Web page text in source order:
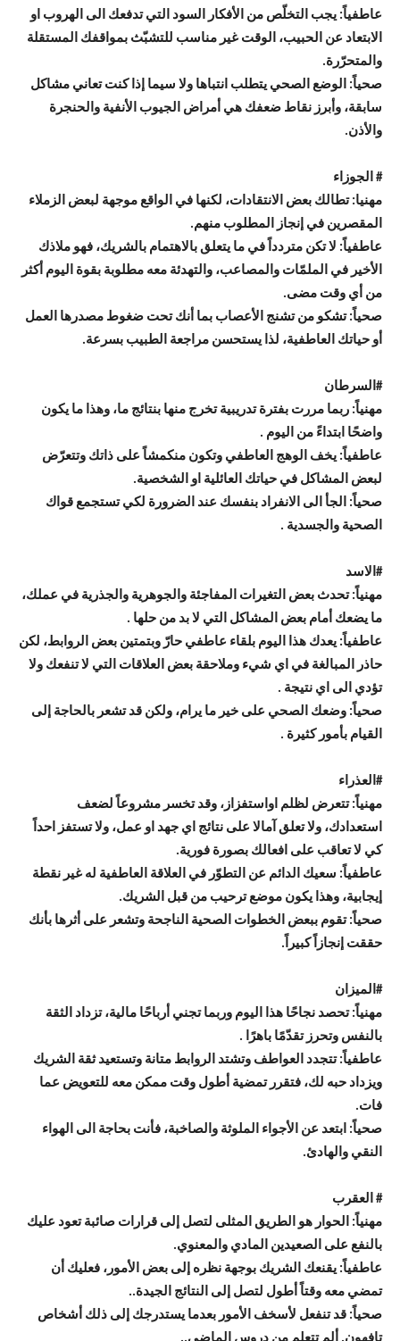
عاطفياً: يجب التخلّص من الأفكار السود التي تدفعك الى الهروب او
الابتعاد عن الحبيب، الوقت غير مناسب للتشبّث بمواقفك المستقلة
والمتحرّرة.
صحياً: الوضع الصحي يتطلب انتباها ولا سيما إذا كنت تعاني مشاكل
سابقة، وأبرز نقاط ضعفك هي أمراض الجيوب الأنفية والحنجرة
والأذن.
# الجوزاء
مهنيا: تطالك بعض الانتقادات، لكنها في الواقع موجهة لبعض الزملاء
المقصرين في إنجاز المطلوب منهم.
عاطفياً: لا تكن متردداً في ما يتعلق بالاهتمام بالشريك، فهو ملاذك
الأخير في الملمّات والمصاعب، والتهدئة معه مطلوبة بقوة اليوم أكثر
من أي وقت مضى.
صحياً: تشكو من تشنج الأعصاب بما أنك تحت ضغوط مصدرها العمل
أو حياتك العاطفية، لذا يستحسن مراجعة الطبيب بسرعة.
#السرطان
مهنياً: ربما مررت بفترة تدريبية تخرج منها بنتائج ما، وهذا ما يكون
واضحًا ابتداءً من اليوم .
عاطفياً: يخف الوهج العاطفي وتكون منكمشاً على ذاتك وتتعرّض
لبعض المشاكل في حياتك العائلية او الشخصية.
صحياً: الجأ الى الانفراد بنفسك عند الضرورة لكي تستجمع قواك
الصحية والجسدية .
#الاسد
مهنياً: تحدث بعض التغيرات المفاجئة والجوهرية والجذرية في عملك،
ما يضعك أمام بعض المشاكل التي لا بد من حلها .
عاطفياً: يعدك هذا اليوم بلقاء عاطفي حارّ وبتمتين بعض الروابط، لكن
حاذر المبالغة في اي شيء وملاحقة بعض العلاقات التي لا تنفعك ولا
تؤدي الى اي نتيجة .
صحياً: وضعك الصحي على خير ما يرام، ولكن قد تشعر بالحاجة إلى
القيام بأمور كثيرة .
#العذراء
مهنياً: تتعرض لظلم اواستفزاز، وقد تخسر مشروعاً لضعف
استعدادك، ولا تعلق آمالا على نتائج اي جهد او عمل، ولا تستفز احداً
كي لا تعاقب على افعالك بصورة فورية.
عاطفياً: سعيك الدائم عن التطوّر في العلاقة العاطفية له غير نقطة
إيجابية، وهذا يكون موضع ترحيب من قبل الشريك.
صحياً: تقوم ببعض الخطوات الصحية الناجحة وتشعر على أثرها بأنك
حققت إنجازاً كبيراً.
#الميزان
مهنياً: تحصد نجاحًا هذا اليوم وربما تجني أرباحًا مالية، تزداد الثقة
بالنفس وتحرز تقدّمًا باهرًا .
عاطفياً: تتجدد العواطف وتشتد الروابط متانة وتستعيد ثقة الشريك
ويزداد حبه لك، فتقرر تمضية أطول وقت ممكن معه للتعويض عما
فات.
صحياً: ابتعد عن الأجواء الملوثة والصاخبة، فأنت بحاجة الى الهواء
النقي والهادئ.
# العقرب
مهنياً: الحوار هو الطريق المثلى لتصل إلى قرارات صائبة تعود عليك
بالنفع على الصعيدين المادي والمعنوي.
عاطفياً: يقنعك الشريك بوجهة نظره إلى بعض الأمور، فعليك أن
تمضي معه وقتاً أطول لتصل إلى النتائج الجيدة..
صحياً: قد تنفعل لأسخف الأمور بعدما يستدرجك إلى ذلك أشخاص